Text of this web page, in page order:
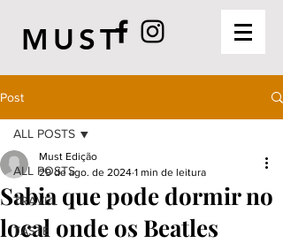
MUST
Post
ALL POSTS
TRAVEL
TASTE
ALL POSTS
Sabia que pode dormir no
local onde os Beatles
Must Edição
29 de ago. de 2024 1 min de leitura